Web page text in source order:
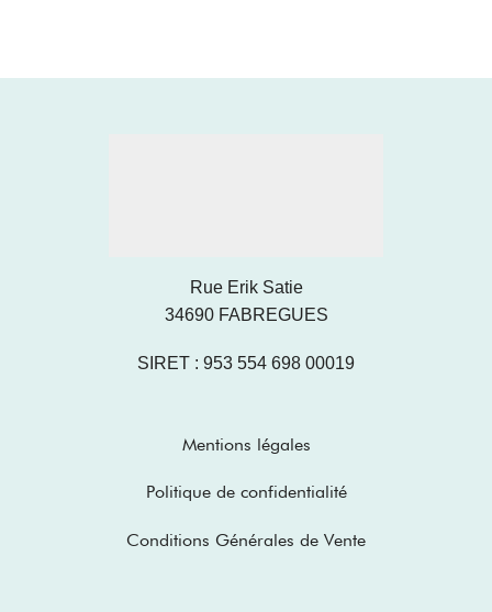
Rue Erik Satie
34690 FABREGUES
SIRET : 953 554 698 00019
Mentions légales
Politique de confidentialité
Conditions Générales de Vente